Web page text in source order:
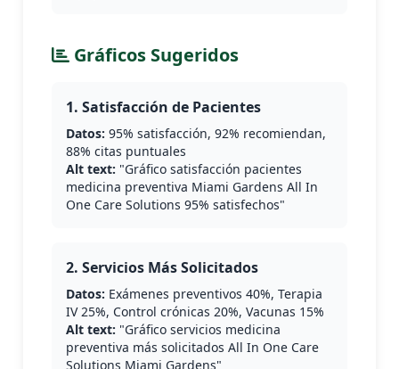
Gráficos Sugeridos
1. Satisfacción de Pacientes
Datos: 95% satisfacción, 92% recomiendan,
88% citas puntuales
Alt text: "Gráfico satisfacción pacientes
medicina preventiva Miami Gardens All In
One Care Solutions 95% satisfechos"
2. Servicios Más Solicitados
Datos: Exámenes preventivos 40%, Terapia
IV 25%, Control crónicas 20%, Vacunas 15%
Alt text: "Gráfico servicios medicina
preventiva más solicitados All In One Care
Solutions Miami Gardens"